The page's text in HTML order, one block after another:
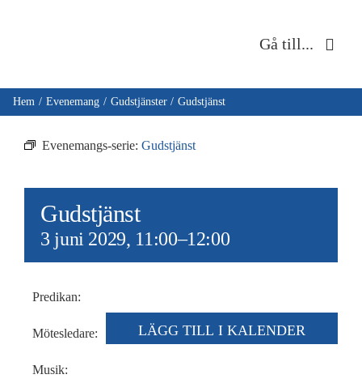
Gå till...
Hem
Om oss
Musik & kultur
Barn & unga
Nyheter
Hem Evenemang Gudstjänster Gudstjänst
Evenemangs-serie: Gudstjänst
Gudstjänst
3 juni 2029, 11:00–12:00
Predikan:
Mötesledare:
Musik:
LÄGG TILL I KALENDER